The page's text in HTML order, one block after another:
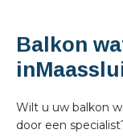
Balkon
Wilt u uw balkon
door een